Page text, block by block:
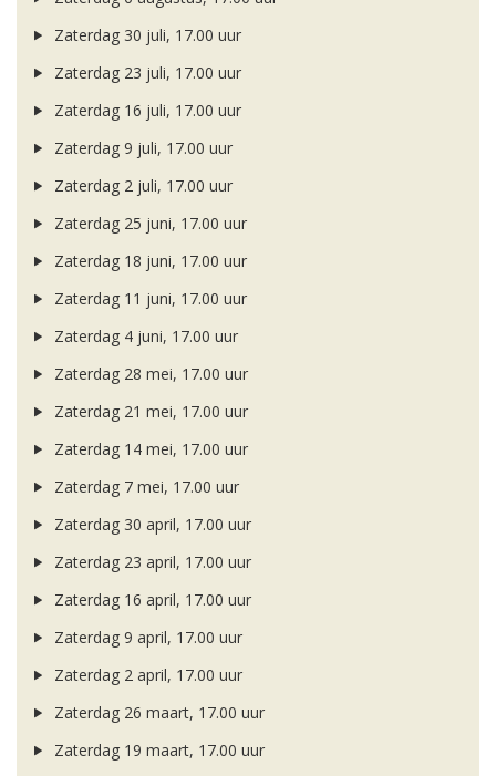
Zaterdag 30 juli, 17.00 uur
Zaterdag 23 juli, 17.00 uur
Zaterdag 16 juli, 17.00 uur
Zaterdag 9 juli, 17.00 uur
Zaterdag 2 juli, 17.00 uur
Zaterdag 25 juni, 17.00 uur
Zaterdag 18 juni, 17.00 uur
Zaterdag 11 juni, 17.00 uur
Zaterdag 4 juni, 17.00 uur
Zaterdag 28 mei, 17.00 uur
Zaterdag 21 mei, 17.00 uur
Zaterdag 14 mei, 17.00 uur
Zaterdag 7 mei, 17.00 uur
Zaterdag 30 april, 17.00 uur
Zaterdag 23 april, 17.00 uur
Zaterdag 16 april, 17.00 uur
Zaterdag 9 april, 17.00 uur
Zaterdag 2 april, 17.00 uur
Zaterdag 26 maart, 17.00 uur
Zaterdag 19 maart, 17.00 uur